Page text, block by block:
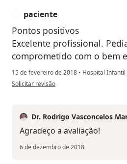
paciente
Pontos positivos
Excelente profissional.
comprometido com o bem
15 de fevereiro de 2018 • Hospital Infantil
na opinião do utilizador paciente
Solicitar revisão
Dr. Rodrigo Vasconcelos
Agradeço a avaliação!
6 de dezembro de 2018